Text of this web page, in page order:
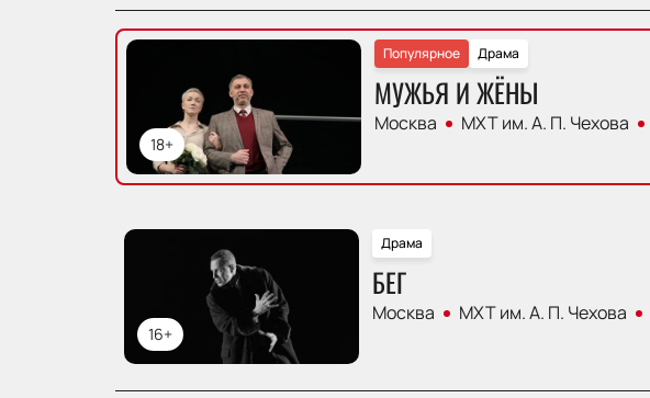
18+
Драма
Популярное
МУЖЬЯ И ЖЁНЫ
Москва МХТ им. А. П. Чехова
16+
Драма
БЕГ
Москва МХТ им. А. П. Чехова